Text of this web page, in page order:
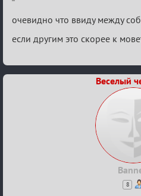
информация
очевидно что ввиду между
если другим это скорее к
Веселый
8